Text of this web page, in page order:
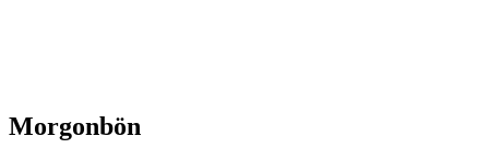
Morgonbön